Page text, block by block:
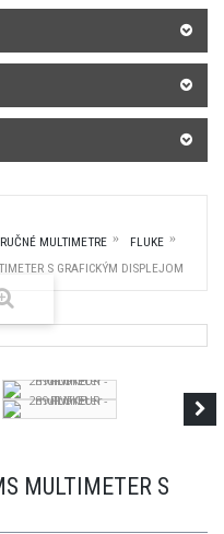
RUČNÉ MULTIMETRE
FLUKE
S GRAFICKÝM DISPLEJOM
MULTIMETER S